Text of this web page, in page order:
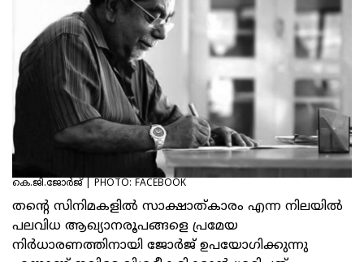
കെ.ജി.ജോര്‍ജ് | PHOTO: FACEBOOK
തന്റെ സിനിമകളില്‍ സാക്ഷാത്കാരം എന്ന നിലയില്‍
പലവിധ ആഖ്യാനരൂപങ്ങളെ പ്രമേയ
നിര്‍ധാരണത്തിനായി ജോര്‍ജ് ഉപയോഗിക്കുന്നു